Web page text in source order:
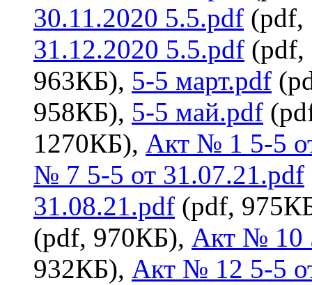
30.11.2020 5.5.pdf
31.12.2020 5.5.pdf
963КБ), 5-5 март.pdf
958КБ), 5-5 май.pdf
1270КБ), Акт № 1 5-5
№ 7 5-5 от 31.07.21.pdf
31.08.21.pdf (pdf,
(pdf, 970КБ), Акт № 10
932КБ), Акт № 12 5-5